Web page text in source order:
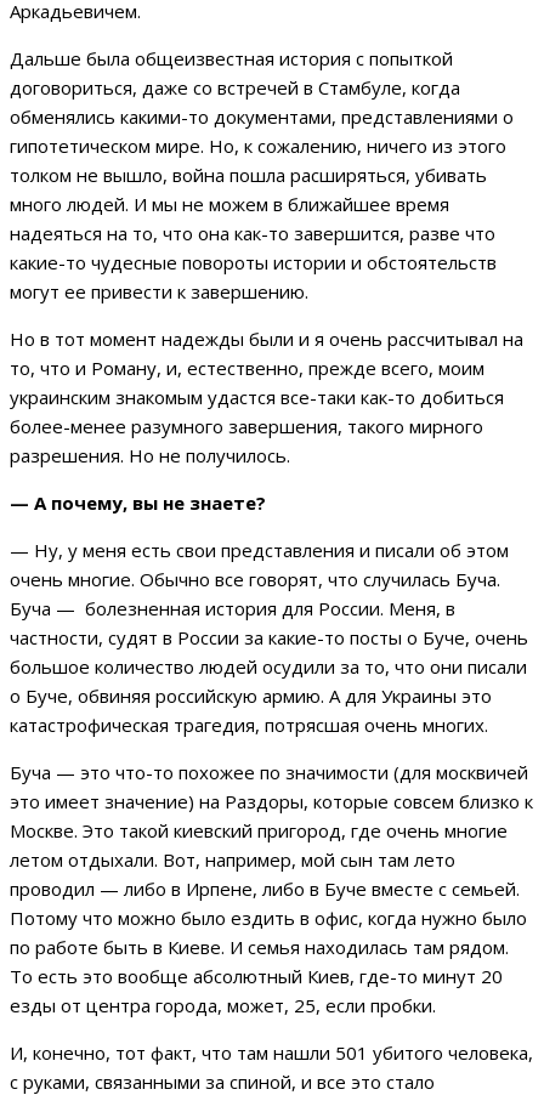
Аркадьевичем.
Дальше была общеизвестная история с попыткой
договориться, даже со встречей в Стамбуле, когда
обменялись какими-то документами, представлениями о
гипотетическом мире. Но, к сожалению, ничего из этого
толком не вышло, война пошла расширяться, убивать
много людей. И мы не можем в ближайшее время
надеяться на то, что она как-то завершится, разве что
какие-то чудесные повороты истории и обстоятельств
могут ее привести к завершению.
Но в тот момент надежды были и я очень рассчитывал на
то, что и Роману, и, естественно, прежде всего, моим
украинским знакомым удастся все-таки как-то добиться
более-менее разумного завершения, такого мирного
разрешения. Но не получилось.
— А почему, вы не знаете?
— Ну, у меня есть свои представления и писали об этом
очень многие. Обычно все говорят, что случилась Буча.
Буча — болезненная история для России. Меня, в
частности, судят в России за какие-то посты о Буче, очень
большое количество людей осудили за то, что они писали
о Буче, обвиняя российскую армию. А для Украины это
катастрофическая трагедия, потрясшая очень многих.
Буча — это что-то похожее по значимости (для москвичей
это имеет значение) на Раздоры, которые совсем близко к
Москве. Это такой киевский пригород, где очень многие
летом отдыхали. Вот, например, мой сын там лето
проводил — либо в Ирпене, либо в Буче вместе с семьей.
Потому что можно было ездить в офис, когда нужно было
по работе быть в Киеве. И семья находилась там рядом.
То есть это вообще абсолютный Киев, где-то минут 20
езды от центра города, может, 25, если пробки.
И, конечно, тот факт, что там нашли 501 убитого человека,
с руками, связанными за спиной, и все это стало